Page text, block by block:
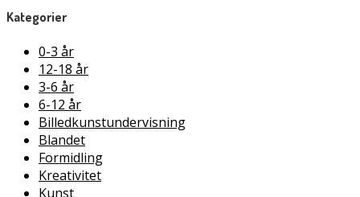
Kategorier
0-3 år
12-18 år
3-6 år
6-12 år
Billedkunstundervisning
Blandet
Formidling
Kreativitet
Kunst